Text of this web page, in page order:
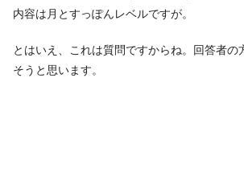
内容は月とすっぽんレベルですが。
とはいえ、これは質問ですからね。回答者の
そうと思います。